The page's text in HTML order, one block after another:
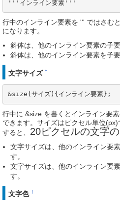
'''インライン要素'''
行中のインライン要素を ''' ではさむ
になります。
斜体は、他のインライン要素の子
斜体は、他のインライン要素を子
文字サイズ †
&size(サイズ){インライン要素};
行中に &size を書くとインライン要
できます。サイズはピクセル単位
すると、 20ピクセルの文字
文字サイズは、他のインライン要
す。
文字サイズは、他のインライン要
す。
文字色 †